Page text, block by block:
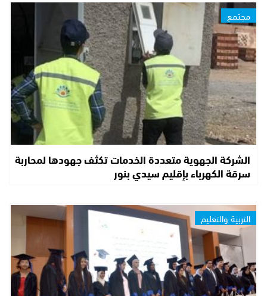
مجتمع
الشركة الجهوية متعددة الخدمات تكثف جهودها لمحاربة
سرقة الكهرباء بإقليم سيدي بنور
التربية والتعليم